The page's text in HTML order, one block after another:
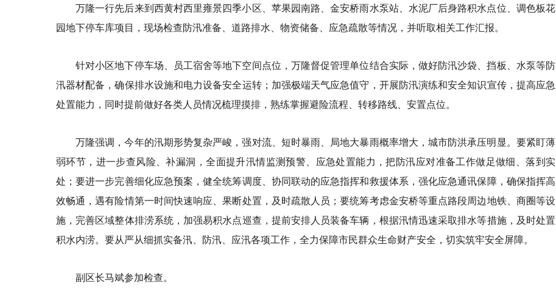
万隆一行先后来到⻄⻩村⻄⾥雍景四季⼩区、苹果园南路、⾦安桥⾬⽔泵站、⽔泥⼚后身路积⽔点位、调⾊板花
园地下停⻋库项⽬，现场检查防汛准备、道路排水、物资储备、应急疏散等情况，并听取相关工作汇报。
针对小区地下停车场、员工宿舍等地下空间点位，万隆督促管理单位结合实际，做好防汛沙袋、挡板、水泵等防
汛器材配备，确保排水设施和电力设备安全运转；加强极端天气应急值守，开展防汛演练和安全知识宣传，提高应急
处置能力，同时提前做好各类人员情况梳理摸排，熟练掌握避险流程、转移路线、安置点位。
万隆强调，今年的汛期形势复杂严峻，强对流、短时暴雨、局地大暴雨概率增大，城市防洪承压明显。要紧盯薄
弱环节，进一步查风险、补漏洞，全面提升汛情监测预警、应急处置能力，把防汛应对准备工作做足做细、落到实
处；要进一步完善细化应急预案，健全统筹调度、协同联动的应急指挥和救援体系，强化应急通讯保障，确保指挥高
效畅通，遇有险情第一时间快速响应、果断处置，及时疏散人员；要统筹考虑金安桥等重点路段周边地铁、商圈等设
施，完善区域整体排涝系统，加强易积水点巡查，提前安排人员装备车辆，根据汛情迅速采取排水等措施，及时处置
积水内涝。要从严从细抓实备汛、防汛、应汛各项工作，全力保障市民群众生命财产安全，切实筑牢安全屏障。
副区长马斌参加检查。